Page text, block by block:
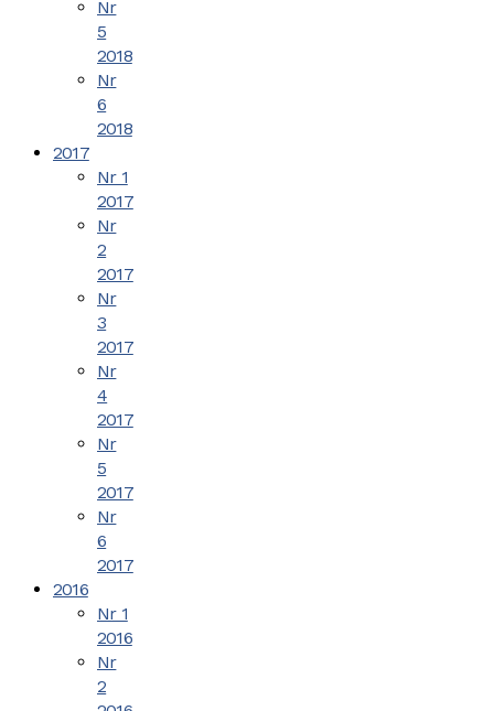
Nr
5
2018
Nr
6
2018
2017
Nr 1
2017
Nr
2
2017
Nr
3
2017
Nr
4
2017
Nr
5
2017
Nr
6
2017
2016
Nr 1
2016
Nr
2